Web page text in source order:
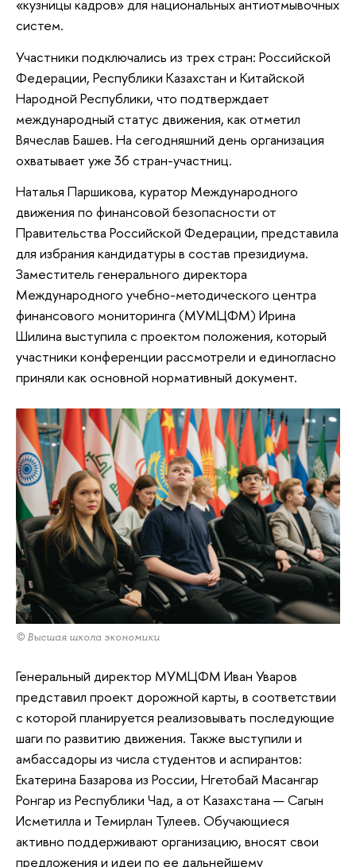
«кузницы кадров» для национальных антиотмывочных
систем.
Участники подключались из трех стран: Российской
Федерации, Республики Казахстан и Китайской
Народной Республики, что подтверждает
международный статус движения, как отметил
Вячеслав Башев. На сегодняшний день организация
охватывает уже 36 стран-участниц.
Наталья Паршикова, куратор Международного
движения по финансовой безопасности от
Правительства Российской Федерации, представила
для избрания кандидатуры в состав президиума.
Заместитель генерального директора
Международного учебно-методического центра
финансового мониторинга (МУМЦФМ) Ирина
Шилина выступила с проектом положения, который
участники конференции рассмотрели и единогласно
приняли как основной нормативный документ.
© Высшая школа экономики
Генеральный директор МУМЦФМ Иван Уваров
представил проект дорожной карты, в соответствии
с которой планируется реализовывать последующие
шаги по развитию движения. Также выступили и
амбассадоры из числа студентов и аспирантов:
Екатерина Базарова из России, Нгетобай Масангар
Ронгар из Республики Чад, а от Казахстана — Сагын
Исметилла и Темирлан Тулеев. Обучающиеся
активно поддерживают организацию, вносят свои
предложения и идеи по ее дальнейшему